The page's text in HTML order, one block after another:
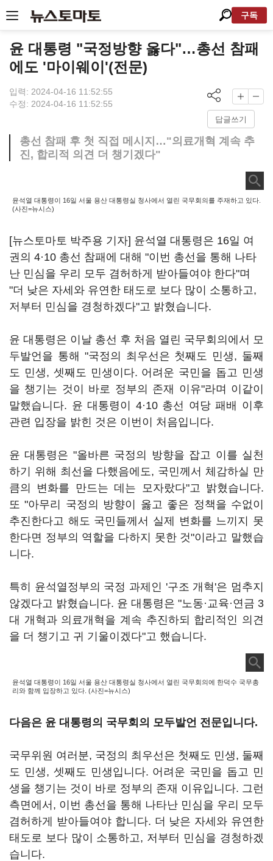
구독
윤 대통령 "국정방향 옳다"…총선 참패
에도 '마이웨이'(전문)
입력: 2024-04-16 11:52:55
수정: 2024-04-16 11:52:55
답글쓰기
총선 참패 후 첫 직접 메시지…"의료개혁 계속 추
진, 합리적 의견 더 챙기겠다"
윤석열 대통령이 16일 서울 용산 대통령실 청사에서 열린 국무회의를 주재하고 있다.
(사진=뉴시스)
[뉴스토마토 박주용 기자] 윤석열 대통령은 16일 여
권의 4·10 총선 참패에 대해 "이번 총선을 통해 나타
난 민심을 우리 모두 겸허하게 받아들여야 한다"며
"더 낮은 자세와 유연한 태도로 보다 많이 소통하고,
저부터 민심을 경청하겠다"고 밝혔습니다.
윤 대통령은 이날 총선 후 처음 열린 국무회의에서 모
두발언을 통해 "국정의 최우선은 첫째도 민생, 둘째
도 민생, 셋째도 민생이다. 어려운 국민을 돕고 민생
을 챙기는 것이 바로 정부의 존재 이유"라며 이같이
말했습니다. 윤 대통령이 4·10 총선 여당 패배 이후
관련 입장을 밝힌 것은 이번이 처음입니다.
윤 대통령은 "올바른 국정의 방향을 잡고 이를 실천
하기 위해 최선을 다했음에도, 국민께서 체감하실 만
큼의 변화를 만드는 데는 모자랐다"고 밝혔습니다.
또 "아무리 국정의 방향이 옳고 좋은 정책을 수없이
추진한다고 해도 국민들께서 실제 변화를 느끼지 못
한다면 정부의 역할을 다하지 못한 것"이라고 말했습
니다.
특히 윤석열정부의 국정 과제인 '구조 개혁'은 멈추지
않겠다고 밝혔습니다. 윤 대통령은 "노동·교육·연금 3
대 개혁과 의료개혁을 계속 추진하되 합리적인 의견
을 더 챙기고 귀 기울이겠다"고 했습니다.
윤석열 대통령이 16일 서울 용산 대통령실 청사에서 열린 국무회의에 한덕수 국무총
리와 함께 입장하고 있다. (사진=뉴시스)
다음은 윤 대통령의 국무회의 모두발언 전문입니다.
국무위원 여러분, 국정의 최우선은 첫째도 민생, 둘째
도 민생, 셋째도 민생입니다. 어려운 국민을 돕고 민
생을 챙기는 것이 바로 정부의 존재 이유입니다. 그런
측면에서, 이번 총선을 통해 나타난 민심을 우리 모두
겸허하게 받아들여야 합니다. 더 낮은 자세와 유연한
태도로 보다 많이 소통하고, 저부터 민심을 경청하겠
습니다.